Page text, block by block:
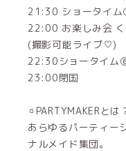
21:30 ショータイ
22:00 お楽しみ会
(撮影可能ライブ♡)
22:30ショータイ
23:00閉国
▫️PARTYMAKERとは
あらゆるパーティー
ナルメイド集団。